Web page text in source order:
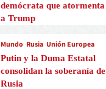
demócrata que atormenta
a Trump
Mundo Rusia Unión Europea
Putin y la Duma Estatal
consolidan la soberanía de
Rusia